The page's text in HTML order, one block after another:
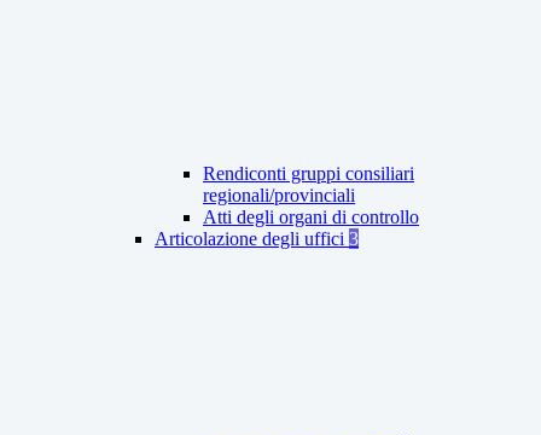
Rendiconti gruppi consiliari
regionali/provinciali
Atti degli organi di controllo
Articolazione degli uffici 3